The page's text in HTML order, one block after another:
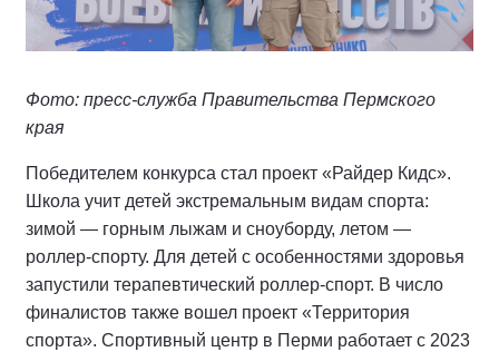
Фото: пресс-служба Правительства Пермского
края
Победителем конкурса стал проект «Райдер Кидс».
Школа учит детей экстремальным видам спорта:
зимой — горным лыжам и сноуборду, летом —
роллер-спорту. Для детей с особенностями здоровья
запустили терапевтический роллер-спорт. В число
финалистов также вошел проект «Территория
спорта». Спортивный центр в Перми работает с 2023